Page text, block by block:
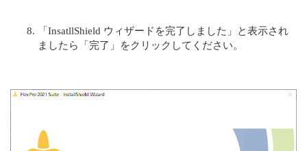
「InsatllShield ウィザードを完了しました」と表示され
ましたら「完了」をクリックしてください。